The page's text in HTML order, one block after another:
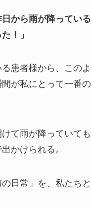
日から雨が降ってい
！」
患者様から、この
が私にとって一番
て雨が降っていて
かけられる。
日常」を、私たち